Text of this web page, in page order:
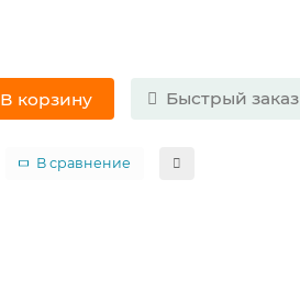
В корзину Быстрый заказ
В сравнение